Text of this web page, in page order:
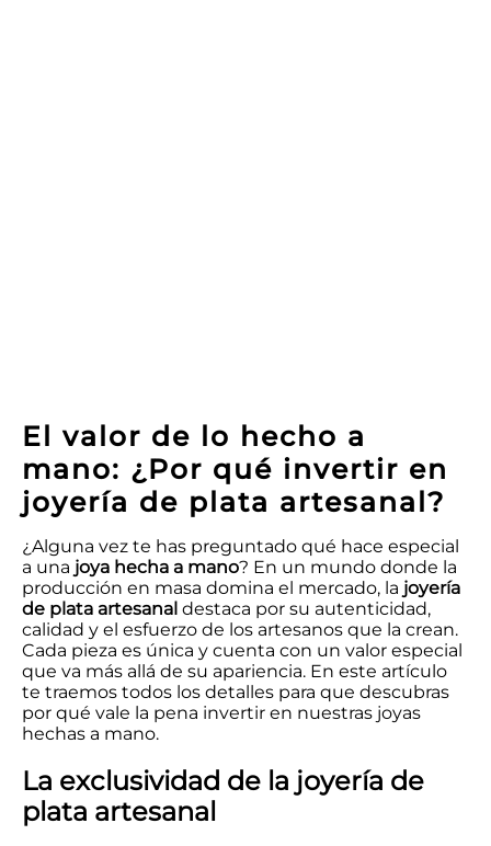
El valor de lo hecho a
mano: ¿Por qué invertir en
joyería de plata artesanal?
¿Alguna vez te has preguntado qué hace especial
a una joya hecha a mano? En un mundo donde la
producción en masa domina el mercado, la joyería
de plata artesanal destaca por su autenticidad,
calidad y el esfuerzo de los artesanos que la crean.
Cada pieza es única y cuenta con un valor especial
que va más allá de su apariencia. En este artículo
te traemos todos los detalles para que descubras
por qué vale la pena invertir en nuestras joyas
hechas a mano.
La exclusividad de la joyería de
plata artesanal